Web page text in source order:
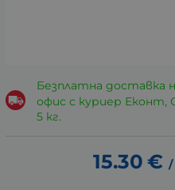
Безплатна доставка
офис с куриер Еконт,
5 кг.
15.30 € /